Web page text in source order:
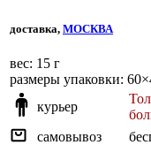
доставка, МОСКВА
веc: 15 г
размеры упаковки:
курьер
самовывоз